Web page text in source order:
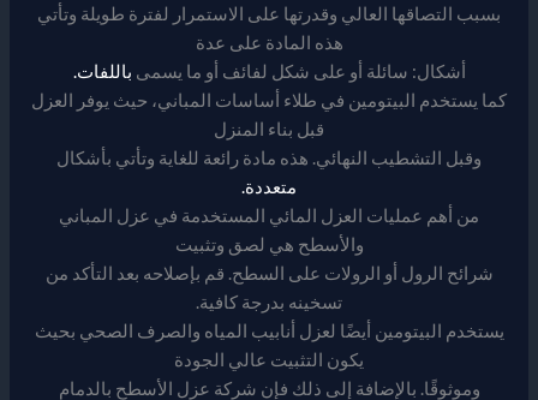
بسبب التصاقها العالي وقدرتها على الاستمرار لفترة طويلة وتأتي
هذه المادة على عدة
أشكال: سائلة أو على شكل لفائف أو ما يسمى باللفات.
كما يستخدم البيتومين في طلاء أساسات المباني، حيث يوفر العزل
قبل بناء المنزل
وقبل التشطيب النهائي. هذه مادة رائعة للغاية وتأتي بأشكال
متعددة.
من أهم عمليات العزل المائي المستخدمة في عزل المباني
والأسطح هي لصق وتثبيت
شرائح الرول أو الرولات على السطح. قم بإصلاحه بعد التأكد من
تسخينه بدرجة كافية.
يستخدم البيتومين أيضًا لعزل أنابيب المياه والصرف الصحي بحيث
يكون التثبيت عالي الجودة
وموثوقًا. بالإضافة إلى ذلك فإن شركة عزل الأسطح بالدمام